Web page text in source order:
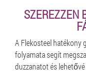
SZEREZZEN
A Flekosteel hatékony
folyamata segít
duzzanatot és